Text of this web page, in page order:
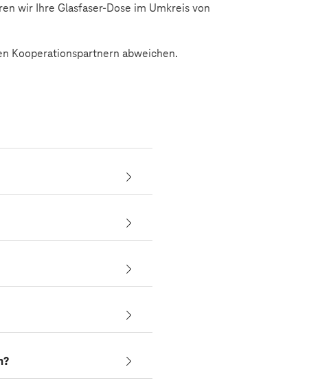
wir Ihre Glasfaser-Dose im Umkreis von
Kooperationspartnern abweichen.